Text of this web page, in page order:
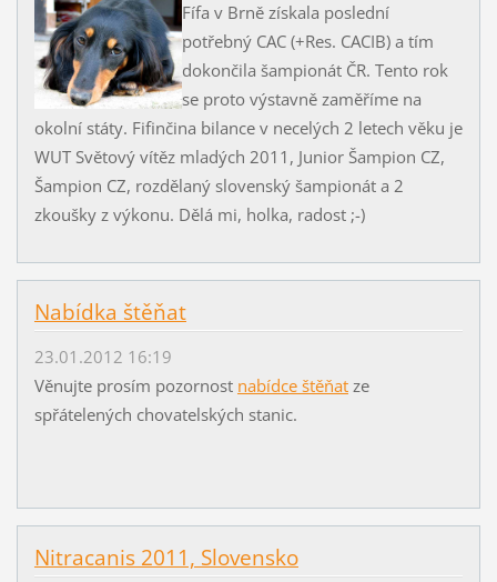
Fífa v Brně získala poslední
potřebný CAC (+Res. CACIB) a tím
dokončila šampionát ČR. Tento rok
se proto výstavně zaměříme na
okolní státy. Fifinčina bilance v necelých 2 letech věku je
WUT Světový vítěz mladých 2011, Junior Šampion CZ,
Šampion CZ, rozdělaný slovenský šampionát a 2
zkoušky z výkonu. Dělá mi, holka, radost ;-)
Nabídka štěňat
23.01.2012 16:19
Věnujte prosím pozornost nabídce štěňatze
spřátelených chovatelských stanic.
Nitracanis 2011, Slovensko